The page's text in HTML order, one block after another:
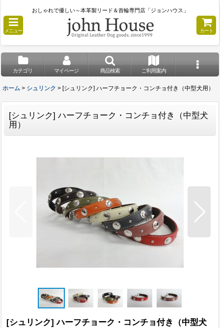
おしゃれで優しい～本革製リード＆首輪専門店「ジョンハウス」
メニュー カート
カテゴリ マイページ 商品検索 ご利用案内
ホーム > シュリンク > [シュリンク] ハーフチョーク・コンチョ付き（中型犬用）
[シュリンク] ハーフチョーク・コンチョ付き（中型犬
用）
[シュリンク] ハーフチョーク・コンチョ付き（中型犬